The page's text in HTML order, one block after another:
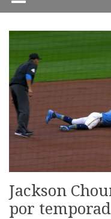
Jackson
por